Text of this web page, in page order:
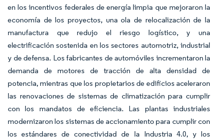
en los incentivos federales de energía limpia que mejoraron la
economía de los proyectos, una ola de relocalización de la
manufactura que redujo el riesgo logístico, y una
electrificación sostenida en los sectores automotriz, industrial
y de defensa. Los fabricantes de automóviles incrementaron la
demanda de motores de tracción de alta densidad de
potencia, mientras que los propietarios de edificios aceleraron
las renovaciones de sistemas de climatización para cumplir
con los mandatos de eficiencia. Las plantas industriales
modernizaron los sistemas de accionamiento para cumplir con
los estándares de conectividad de la Industria 4.0, y los